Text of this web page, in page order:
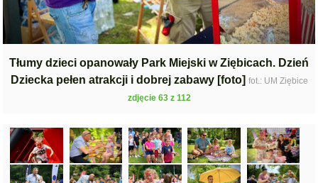
Tłumy dzieci opanowały Park Miejski w Ziębicach. Dzień
Dziecka pełen atrakcji i dobrej zabawy [foto] fot.: UM Ziębice
zdjęcie 63 z 112